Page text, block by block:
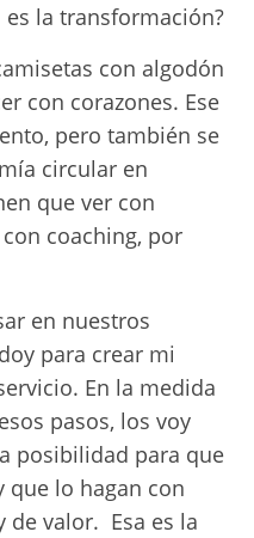
la transformación?
con algodón
con corazones. Ese
pero también se
circular en
que ver con
coaching, por
en nuestros
para crear mi
En la medida
pasos, los voy
posibilidad para que
que lo hagan con
de valor. Esa es la